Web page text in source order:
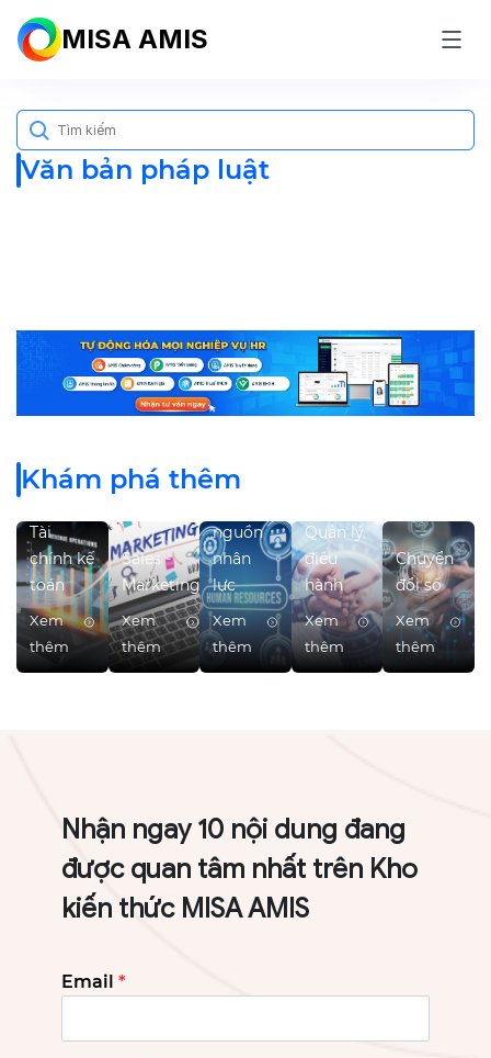
MISA AMIS
Văn bản pháp luật
Search
for:
Khám phá thêm
Tài
chính kế
toán
Xem
thêm
Sales -
Marketing
Xem
thêm
nguồn
nhân
lực
Xem
thêm
Quản lý
điều
hành
Xem
thêm
Chuyển
đổi số
Xem
thêm
Nhận ngay 10 nội dung đang
được quan tâm nhất trên Kho
kiến thức MISA AMIS
Email *